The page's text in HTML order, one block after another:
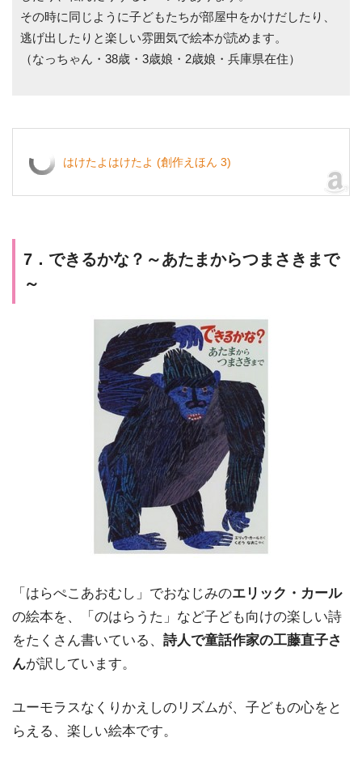
その時に同じように子どもたちが部屋中をかけだしたり、
逃げ出したりと楽しい雰囲気で絵本が読めます。
（なっちゃん・38歳・3歳娘・2歳娘・兵庫県在住）
はけたよはけたよ (創作えほん 3)
7．できるかな？～あたまからつまさきまで
～
「はらぺこあおむし」でおなじみのエリック・カール
の絵本を、「のはらうた」など子ども向けの楽しい詩
をたくさん書いている、 詩人で童話作家の工藤直子さ
んが訳しています。
ユーモラスなくりかえしのリズムが、子どもの心をと
らえる、楽しい絵本です。